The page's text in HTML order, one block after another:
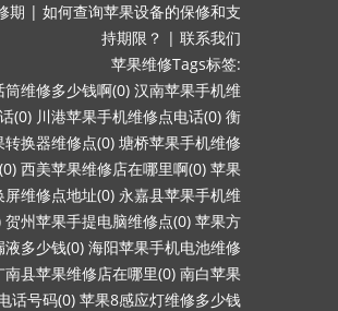
期 | 如何查询苹果设备的保修和支
持期限？ | 联系我们
苹果维修Tags标签:
筒维修多少钱啊(0) 汉南苹果手机维
(0) 川港苹果手机维修点电话(0) 衡
转换器维修点(0) 塘桥苹果手机维修
西美苹果维修店在哪里啊(0) 苹果
屏维修点地址(0) 永嘉县苹果手机维
贺州苹果手提电脑维修点(0) 苹果方
液多少钱(0) 海阳苹果手机电池维修
南县苹果维修店在哪里(0) 南白苹果
话号码(0) 苹果8感应灯维修多少钱